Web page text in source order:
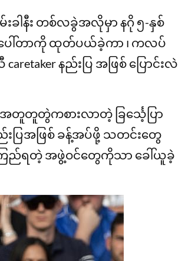
ခါနီး တစ်လခွဲအလိုမှာ နဂို ၅-နှစ်
ပေါ်တာကို ထုတ်ပယ်ခဲ့ကာ ၊ ကလပ်
နည်းပြ အဖြစ် ပြောင်းလဲ
အတူတူတွဲကစားလာတဲ့ ခြင်္သေ့ပြာ
ပြအဖြစ် ခန့်အပ်ဖို့ သတင်းတွေ
ည်ရတဲ့ အဖွဲ့ဝင်တွေကိုသာ ခေါ်ယူခဲ့